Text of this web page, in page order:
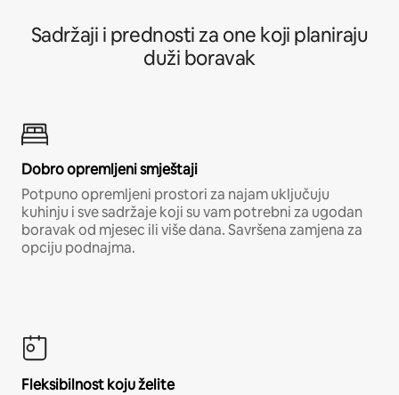
Sadržaji i prednosti za one koji planiraju
duži boravak
Dobro opremljeni smještaji
Potpuno opremljeni prostori za najam uključuju
kuhinju i sve sadržaje koji su vam potrebni za ugodan
boravak od mjesec ili više dana. Savršena zamjena za
opciju podnajma.
Fleksibilnost koju želite